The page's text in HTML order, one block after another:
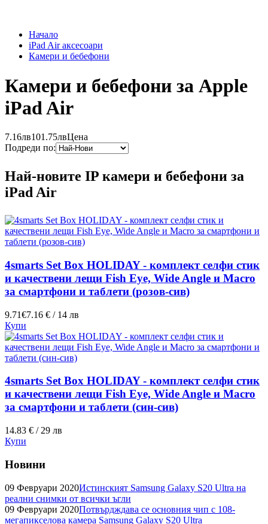
Начало
iPad Air аксесоари
Камери и бебефони
Камери и бебефони за Apple
iPad Air
7.16лв101.75лвЦена
Подреди по:
Най-новите IP камери и бебефони за
iPad Air
4smarts Set Box HOLIDAY - комплект селфи стик
и качествени лещи Fish Eye, Wide Angle и Macro
за смартфони и таблети (розов-сив)
9.71€7.16 € / 14 лв
Купи
4smarts Set Box HOLIDAY - комплект селфи стик
и качествени лещи Fish Eye, Wide Angle и Macro
за смартфони и таблети (син-сив)
14.83 € / 29 лв
Купи
Новини
09 Февруари 2020Истинският Samsung Galaxy S20 Ultra на
реални снимки от всички ъгли
09 Февруари 2020Потвърдждава се основния чип с 108-
мегапикселова камера Samsung Galaxy S20 Ultra